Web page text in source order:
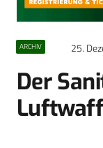
ARCHIV 25.
Der